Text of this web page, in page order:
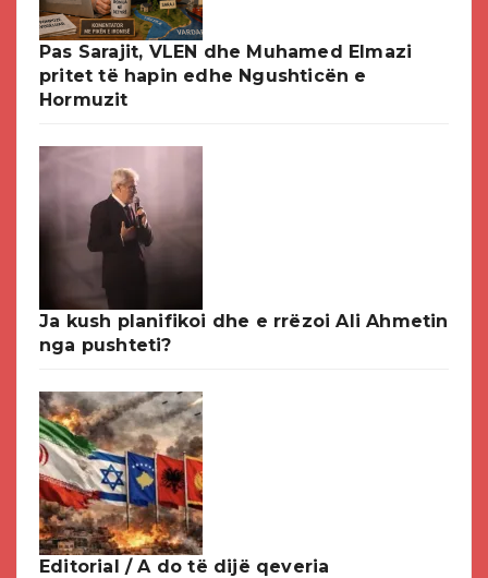
Pas Sarajit, VLEN dhe Muhamed Elmazi
pritet të hapin edhe Ngushticën e
Hormuzit
Ja kush planifikoi dhe e rrëzoi Ali Ahmetin
nga pushteti?
Editorial / A do të dijë qeveria